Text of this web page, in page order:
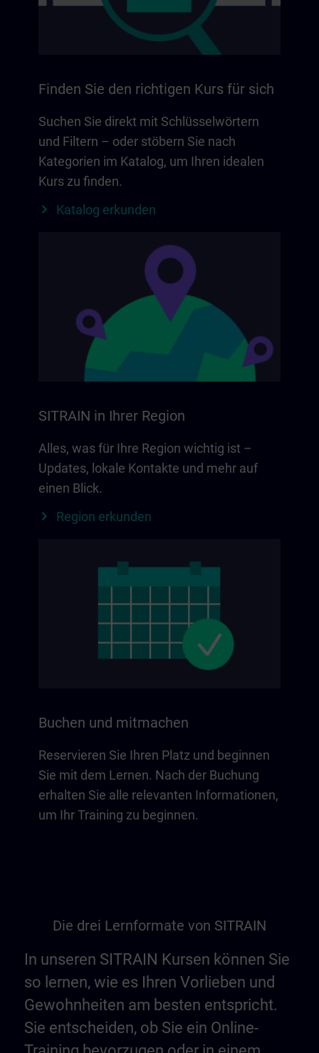
Finden Sie den richtigen Kurs für sich
Suchen Sie direkt mit Schlüsselwörtern
und Filtern – oder stöbern Sie nach
Kategorien im Katalog, um Ihren idealen
Kurs zu finden.
Katalog erkunden
SITRAIN in Ihrer Region
Alles, was für Ihre Region wichtig ist –
Updates, lokale Kontakte und mehr auf
einen Blick.
Region erkunden
Buchen und mitmachen
Reservieren Sie Ihren Platz und beginnen
Sie mit dem Lernen. Nach der Buchung
erhalten Sie alle relevanten Informationen,
um Ihr Training zu beginnen.
Die drei Lernformate von SITRAIN
In unseren SITRAIN Kursen können Sie
so lernen, wie es Ihren Vorlieben und
Gewohnheiten am besten entspricht.
Sie entscheiden, ob Sie ein Online-